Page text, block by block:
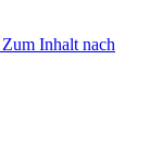
Zum Inhalt nach